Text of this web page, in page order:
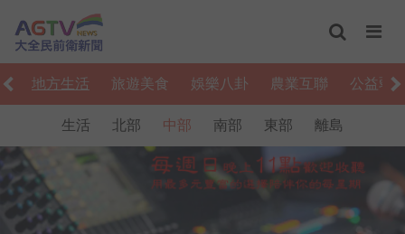
地方生活 旅遊美食 娛樂八卦 農業互聯 公益弱
生活 北部 中部 南部 東部 離島